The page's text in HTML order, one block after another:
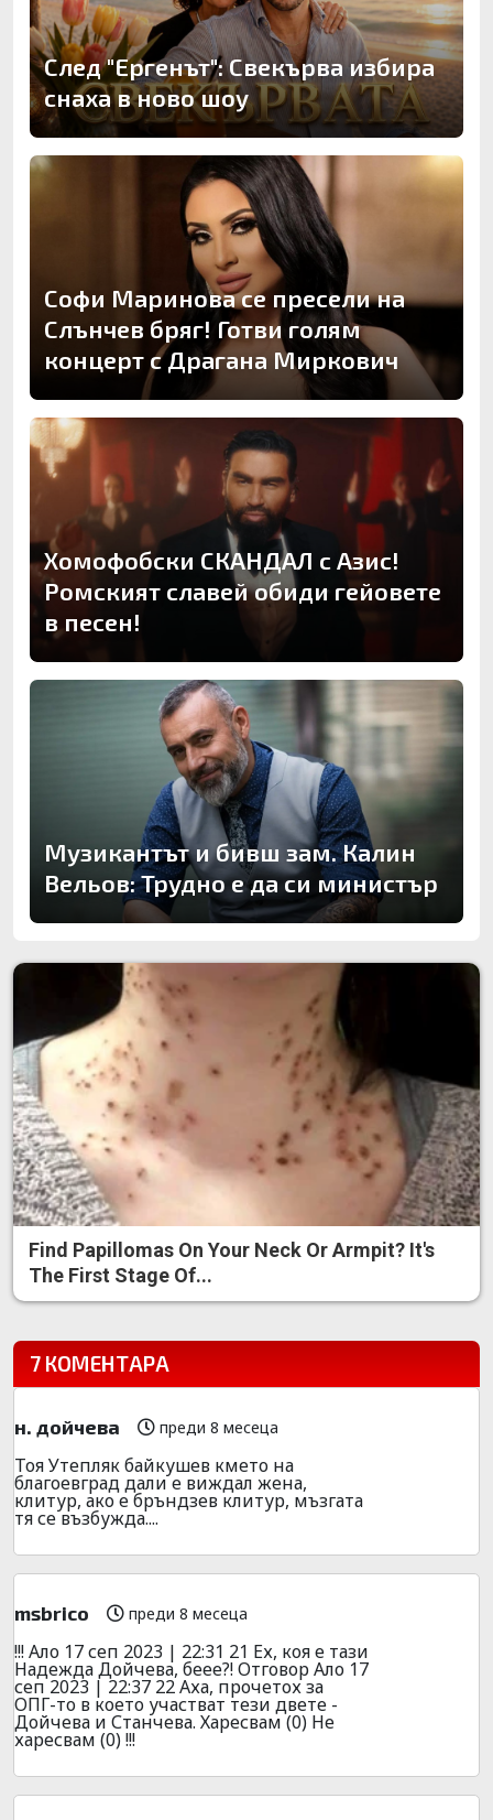
След "Ергенът": Свекърва избира
снаха в ново шоу
Софи Маринова се пресели на
Слънчев бряг! Готви голям
концерт с Драгана Миркович
Хомофобски СКАНДАЛ с Азис!
Ромският славей обиди гейовете
в песен!
Музикантът и бивш зам. Калин
Вельов: Трудно е да си министър
Find Papillomas On Your Neck Or Armpit? It's
The First Stage Of...
7 КОМЕНТАРА
н. дойчева преди 8 месеца
Тоя Утепляк байкушев кмето на
благоевград дали е виждал жена,
клитур, ако е бръндзев клитур, мъзгата
тя се възбужда....
msbrico преди 8 месеца
!!! Ало 17 сеп 2023 | 22:31 21 Ех, коя е тази
Надежда Дойчева, беее?! Отговор Ало 17
сеп 2023 | 22:37 22 Аха, прочетох за
ОПГ-то в което участват тези двете -
Дойчева и Станчева. Харесвам (0) Не
харесвам (0) !!!